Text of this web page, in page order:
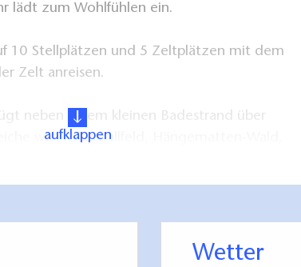
lädt zum Wohlfühlen ein.
10 Stellplätzen und 5 Zeltplätzen mit dem
Zelt anreisen.
neben einem kleinen Badestrand über
wie Volleyballfeld, Hängematten-Wald,
können ausgeliehen werden.
kocht es sich mit Blick auf den See am
an Koch- und Essgeschirr braucht, ist
aufklappen
Wetter